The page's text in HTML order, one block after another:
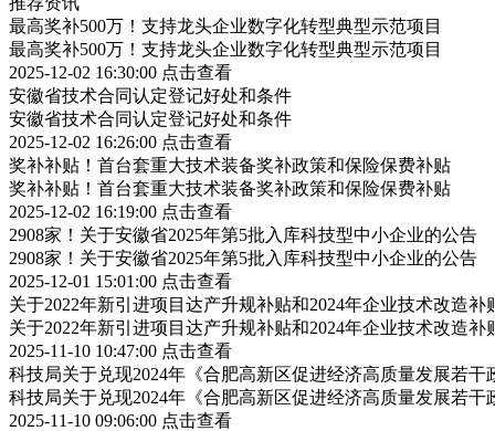
最高奖补500万！支持龙头企业数字化转型典型示范项目
最高奖补500万！支持龙头企业数字化转型典型示范项目
2025-12-02 16:30:00 点击查看
安徽省技术合同认定登记好处和条件
安徽省技术合同认定登记好处和条件
2025-12-02 16:26:00 点击查看
奖补补贴！首台套重大技术装备奖补政策和保险保费补贴
奖补补贴！首台套重大技术装备奖补政策和保险保费补贴
2025-12-02 16:19:00 点击查看
2908家！关于安徽省2025年第5批入库科技型中小企业的公告
2908家！关于安徽省2025年第5批入库科技型中小企业的公告
2025-12-01 15:01:00 点击查看
关于2022年新引进项目达产升规补贴和2024年企业技术改造
关于2022年新引进项目达产升规补贴和2024年企业技术改造
2025-11-10 10:47:00 点击查看
科技局关于兑现2024年《合肥高新区促进经济高质量发展若
科技局关于兑现2024年《合肥高新区促进经济高质量发展若
2025-11-10 09:06:00 点击查看